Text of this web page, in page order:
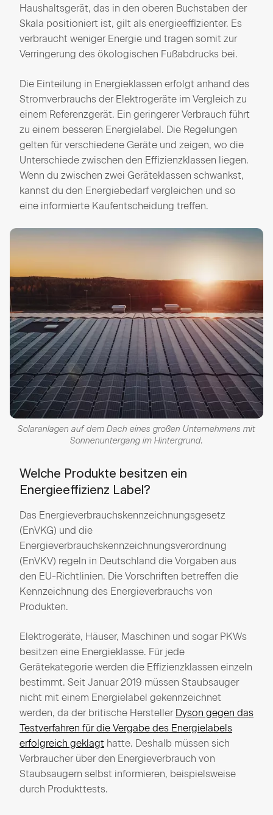
Haushaltsgerät, das in den oberen Buchstaben der
Skala positioniert ist, gilt als energieeffizienter. Es
verbraucht weniger Energie und tragen somit zur
Verringerung des ökologischen Fußabdrucks bei.
Die Einteilung in Energieklassen erfolgt anhand des
Stromverbrauchs der Elektrogeräte im Vergleich zu
einem Referenzgerät. Ein geringerer Verbrauch führt
zu einem besseren Energielabel. Die Regelungen
gelten für verschiedene Geräte und zeigen, wo die
Unterschiede zwischen den Effizienzklassen liegen.
Wenn du zwischen zwei Geräteklassen schwankst,
kannst du den Energiebedarf vergleichen und so
eine informierte Kaufentscheidung treffen.
Solaranlagen auf dem Dach eines großen Unternehmens mit
Sonnenuntergang im Hintergrund.
Welche Produkte besitzen ein
Energieeffizienz Label?
Das Energieverbrauchskennzeichnungsgesetz
(EnVKG) und die
Energieverbrauchskennzeichnungsverordnung
(EnVKV) regeln in Deutschland die Vorgaben aus
den EU-Richtlinien. Die Vorschriften betreffen die
Kennzeichnung des Energieverbrauchs von
Produkten.
Elektrogeräte, Häuser, Maschinen und sogar PKWs
besitzen eine Energieklasse. Für jede
Gerätekategorie werden die Effizienzklassen einzeln
bestimmt. Seit Januar 2019 müssen Staubsauger
nicht mit einem Energielabel gekennzeichnet
werden, da der britische Hersteller Dyson gegen das
Testverfahren für die Vergabe des Energielabels
erfolgreich geklagt hatte. Deshalb müssen sich
Verbraucher über den Energieverbrauch von
Staubsaugern selbst informieren, beispielsweise
durch Produkttests.